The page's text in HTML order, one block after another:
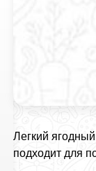
Легкий
подходит для